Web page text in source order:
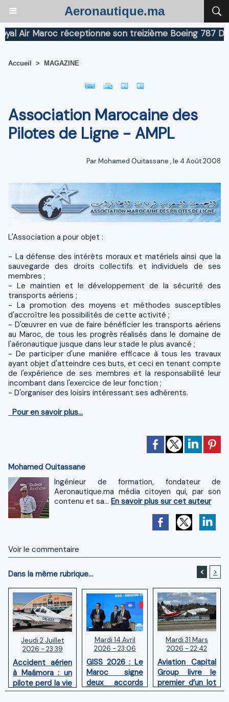
Aeronautique.ma
Air Maroc réceptionne son treizième Boeing 787
Accueil > MAGAZINE
Association Marocaine des
Pilotes de Ligne - AMPL
ParMohamed Ouitassane , le 4 Août 2008
L'Association a pour objet :
- La défense des intérêts moraux et matériels ainsi que la
sauvegarde des droits collectifs et individuels de ses
membres ;
- Le maintien et le développement de la sécurité des
transports aériens ;
- La promotion des moyens et méthodes susceptibles
d'accroître les possibilités de cette activité ;
- D'œuvrer en vue de faire bénéficier les transports aériens
au Maroc, de tous les progrès réalisés dans le domaine de
l'aéronautique jusque dans leur stade le plus avancé ;
- De participer d'une manière efficace à tous les travaux
ayant objet d'atteindre ces buts, et ceci en tenant compte
de l'expérience de ses membres et la responsabilité leur
incombant dans l'exercice de leur fonction ;
- D'organiser des loisirs intéressant ses adhérents.
Pour en savoir plus...
Mohamed Ouitassane
Ingénieur de formation, fondateur de
Aeronautique.ma média citoyen qui, par son
contenu et sa... En savoir plus sur cet auteur
Voir le commentaire
Dans la même rubrique... < >
Jeudi 2 Juillet
2026 - 23:39
Accident aérien
à Maâmora : un
pilote perd la vie
en combat
Mardi 14 Avril
2026 - 23:06
GISS 2026 : Le
Maroc signe
deux accords
avec l'OACI
Mardi 31 Mars
2026 - 22:42
Aviation Capital
Group livre le
premier d’un lot
de six Boeing